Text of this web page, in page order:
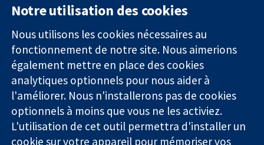
Des données
probantes.
Des décisions
éclairées.
Une meilleure
santé.
11-13 Cavendish
Square
Londres
W1G0AN
Royaume-Uni
nous
Actualités
Service de
presse
Qui sommes-
nous
Offres
d'emploi
Notre utilisation des cookies
Nous utilisons les cookies nécessaires au
fonctionnement de notre site. Nous aimerions
également mettre en place des cookies
analytiques optionnels pour nous aider à
l'améliorer. Nous n'installerons pas de cookies
optionnels à moins que vous ne les activiez.
L'utilisation de cet outil permettra d'installer un
cookie sur votre appareil pour mémoriser vos